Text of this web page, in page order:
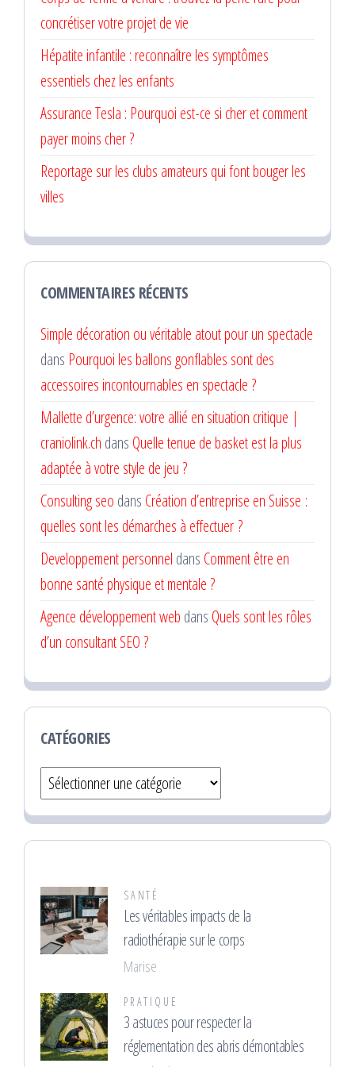
concrétiser votre projet de vie
Hépatite infantile : reconnaître les symptômes
essentiels chez les enfants
Assurance Tesla : Pourquoi est-ce si cher et comment
payer moins cher ?
Reportage sur les clubs amateurs qui font bouger les
villes
COMMENTAIRES RÉCENTS
Simple décoration ou véritable atout pour un spectacle
dans Pourquoi les ballons gonflables sont des
accessoires incontournables en spectacle ?
Mallette d’urgence: votre allié en situation critique |
craniolink.ch dans Quelle tenue de basket est la plus
adaptée à votre style de jeu ?
Consulting seo dans Création d’entreprise en Suisse :
quelles sont les démarches à effectuer ?
Developpement personnel dans Comment être en
bonne santé physique et mentale ?
Agence développement web dans Quels sont les rôles
d’un consultant SEO ?
CATÉGORIES
Catégories
SANTÉ
Les véritables impacts de la
radiothérapie sur le corps
Marise
PRATIQUE
3 astuces pour respecter la
réglementation des abris démontables